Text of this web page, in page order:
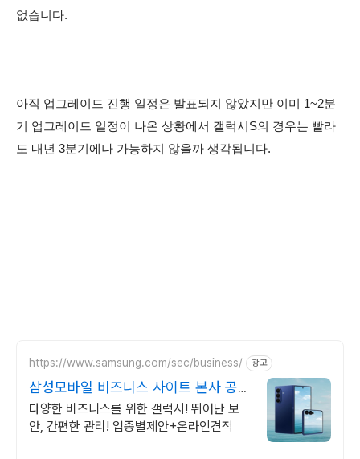
없습니다.
아직 업그레이드 진행 일정은 발표되지 않았지만 이미 1~2분
기 업그레이드 일정이 나온 상황에서 갤럭시S의 경우는 빨라
도 내년 3분기에나 가능하지 않을까 생각됩니다.
https://www.samsung.com/sec/business/ 광고
삼성모바일 비즈니스 사이트 본사 공식
운영 견적문의
다양한 비즈니스를 위한 갤럭시! 뛰어난 보
안, 간편한 관리! 업종별제안+온라인견적